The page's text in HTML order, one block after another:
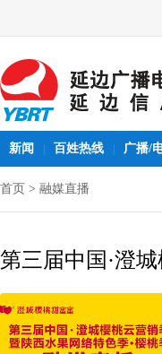
新闻 百姓热线 广播/
首页 > 融媒直播
第三届中国·澄